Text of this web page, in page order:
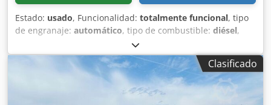
Estado: usado, Funcionalidad: totalmente funcional, tipo
de engranaje: automático, tipo de combustible: diésel,
, configuración de ejes:
primer registro:10/1977, Año de fabricación:1977,
Equipamiento:hidráulica , Técnicamente en buen estado
Chsdot S Idropfx Anzoa
Clasificado